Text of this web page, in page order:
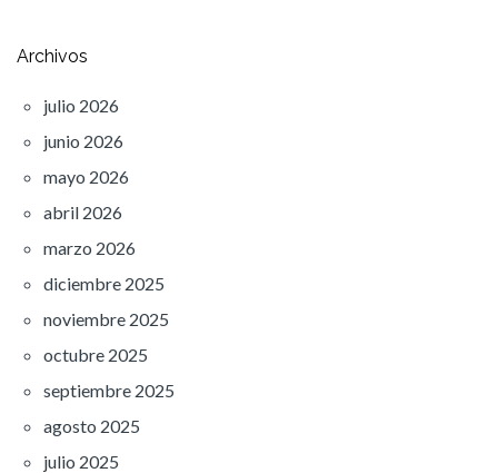
Archivos
julio 2026
junio 2026
mayo 2026
abril 2026
marzo 2026
diciembre 2025
noviembre 2025
octubre 2025
septiembre 2025
agosto 2025
julio 2025